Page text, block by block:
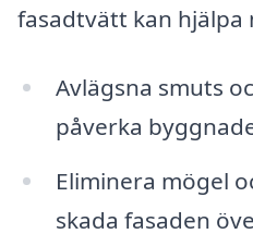
fasadtvätt kan hjälpa
Avlägsna smuts
påverka
Eliminera mögel
skada fasaden